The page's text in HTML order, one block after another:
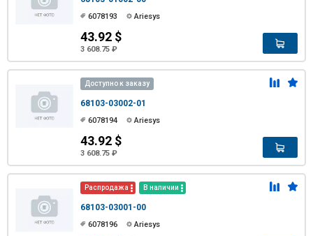
6078193 Ariesys
43.92 $
3 608.75 ₽
Доступно к заказу
68103-03002-01
6078194 Ariesys
43.92 $
3 608.75 ₽
Распродажа В наличии
68103-03001-00
6078196 Ariesys